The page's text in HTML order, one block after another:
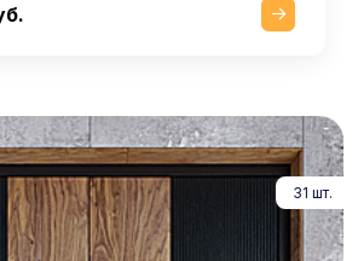
31 шт.